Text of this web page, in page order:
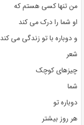
من تنها کسی هستم که
او شما را درک می کند
و دوباره با تو زندگی می کند
شعر
چیزهای کوچک
شما
دوباره تو
هر روز بیشتر